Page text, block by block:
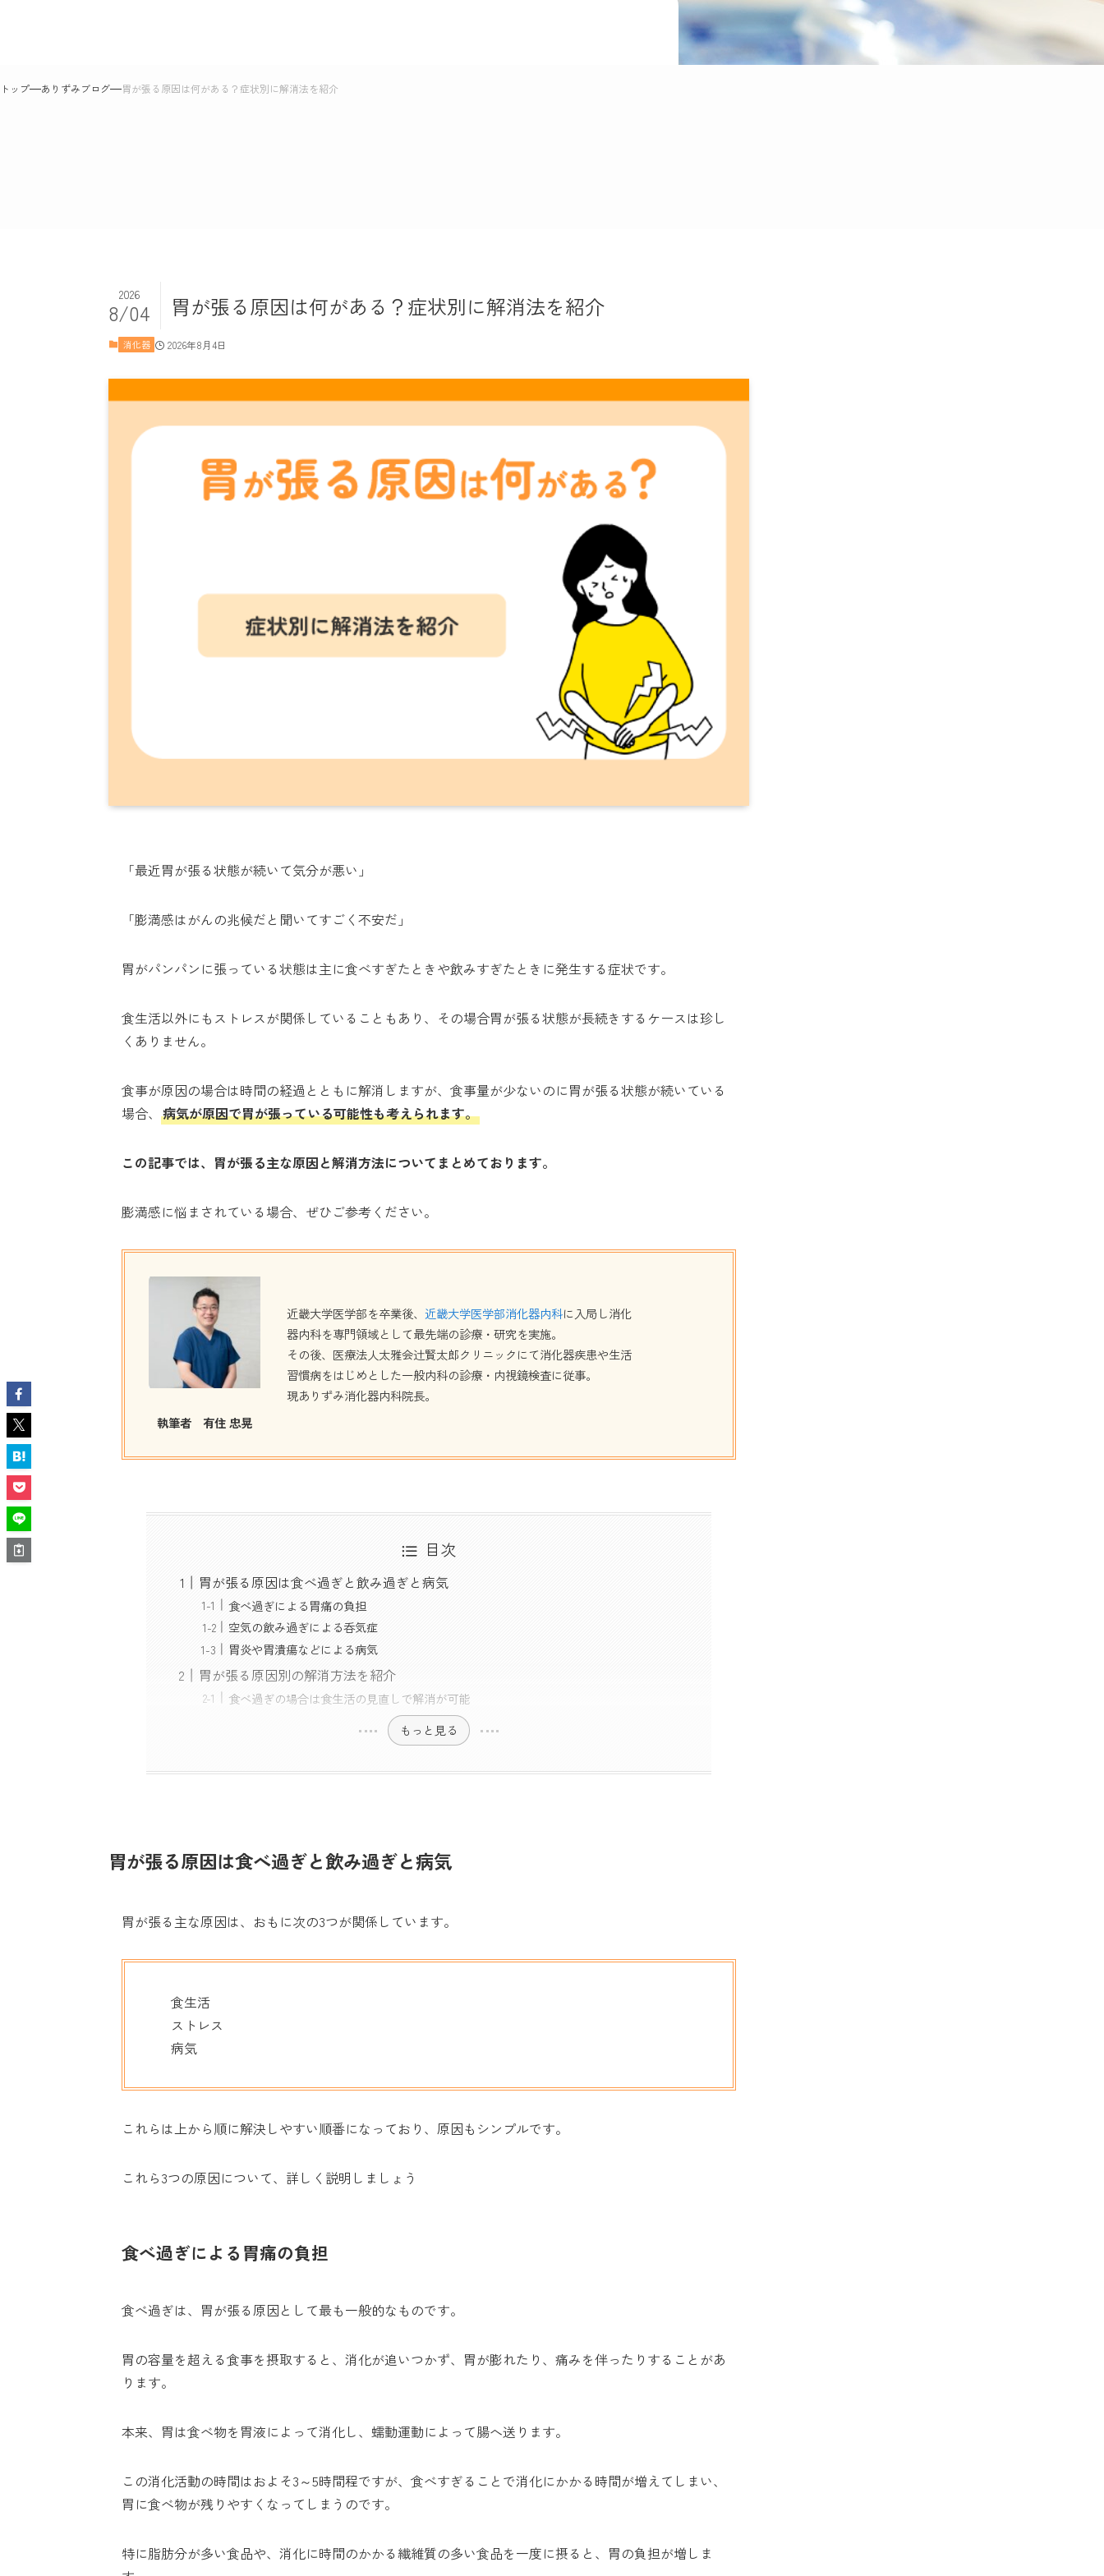
トップ ありずみブログ 胃が張る原因は何がある？症状別に解消法を紹介
胃が張る原因は何がある？症状別に解消法を紹介
2026
8/04
消化器 2026年8月4日
「最近胃が張る状態が続いて気分が悪い」
「膨満感はがんの兆候だと聞いてすごく不安だ」
胃がパンパンに張っている状態は主に食べすぎたときや飲みすぎたときに発生する症状です。
食生活以外にもストレスが関係していることもあり、その場合胃が張る状態が長続きするケースは珍し
くありません。
食事が原因の場合は時間の経過とともに解消しますが、食事量が少ないのに胃が張る状態が続いている
場合、 病気が原因で胃が張っている可能性も考えられます。
この記事では、胃が張る主な原因と解消方法についてまとめております。
膨満感に悩まされている場合、ぜひご参考ください。
執筆者 有住 忠晃
近畿大学医学部を卒業後、近畿大学医学部消化器内科に入局し消化
器内科を専門領域として最先端の診療・研究を実施。
その後、医療法人太雅会辻賢太郎クリニックにて消化器疾患や生活
習慣病をはじめとした一般内科の診療・内視鏡検査に従事。
現ありずみ消化器内科院長。
目次
胃が張る原因は食べ過ぎと飲み過ぎと病気
食べ過ぎによる胃痛の負担
空気の飲み過ぎによる呑気症
胃炎や胃潰瘍などによる病気
胃が張る原因別の解消方法を紹介
食べ過ぎの場合は食生活の見直しで解消が可能
もっと見る
胃が張る原因は食べ過ぎと飲み過ぎと病気
胃が張る主な原因は、おもに次の3つが関係しています。
食生活
ストレス
病気
これらは上から順に解決しやすい順番になっており、原因もシンプルです。
これら3つの原因について、詳しく説明しましょう
食べ過ぎによる胃痛の負担
食べ過ぎは、胃が張る原因として最も一般的なものです。
胃の容量を超える食事を摂取すると、消化が追いつかず、胃が膨れたり、痛みを伴ったりすることがあ
ります。
本来、胃は食べ物を胃液によって消化し、蠕動運動によって腸へ送ります。
この消化活動の時間はおよそ3～5時間程ですが、食べすぎることで消化にかかる時間が増えてしまい、
胃に食べ物が残りやすくなってしまうのです。
特に脂肪分が多い食品や、消化に時間のかかる繊維質の多い食品を一度に摂ると、胃の負担が増しま